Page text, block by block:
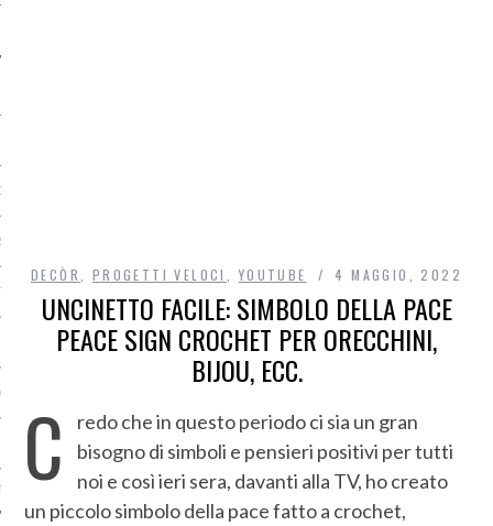
DI ACCESSO AI DATI
DECÒR PROGETTI VELOCI YOUTUBE 4 MAGGIO, 2022
UNCINETTO FACILE: SIMBOLO DELLA PACE
PEACE SIGN CROCHET PER ORECCHINI,
BIJOU, ECC.
C
redo che in questo periodo ci sia un gran
bisogno di simboli e pensieri positivi per tutti
noi e così ieri sera, davanti alla TV, ho creato
un piccolo simbolo della pace fatto a crochet,